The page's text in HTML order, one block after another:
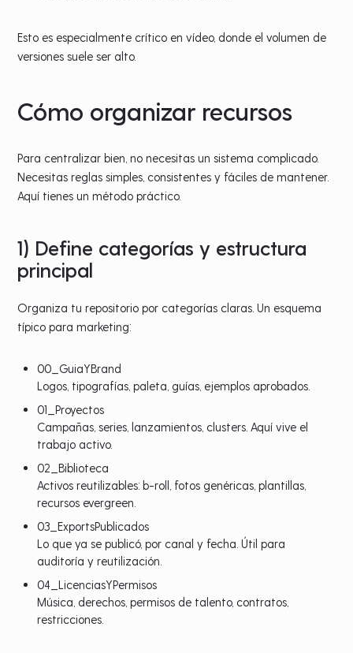
Esto es especialmente crítico en vídeo, donde el volumen de
versiones suele ser alto.
Cómo organizar recursos
Para centralizar bien, no necesitas un sistema complicado.
Necesitas reglas simples, consistentes y fáciles de mantener.
Aquí tienes un método práctico.
1) Define categorías y estructura
principal
Organiza tu repositorio por categorías claras. Un esquema
típico para marketing:
00_GuiaYBrand
Logos, tipografías, paleta, guías, ejemplos aprobados.
01_Proyectos
Campañas, series, lanzamientos, clusters. Aquí vive el
trabajo activo.
02_Biblioteca
Activos reutilizables: b-roll, fotos genéricas, plantillas,
recursos evergreen.
03_ExportsPublicados
Lo que ya se publicó, por canal y fecha. Útil para
auditoría y reutilización.
04_LicenciasYPermisos
Música, derechos, permisos de talento, contratos,
restricciones.